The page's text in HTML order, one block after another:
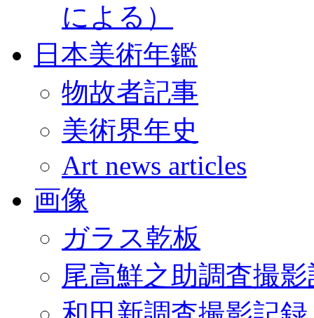
による）
日本美術年鑑
物故者記事
美術界年史
Art news articles
画像
ガラス乾板
尾高鮮之助調査撮